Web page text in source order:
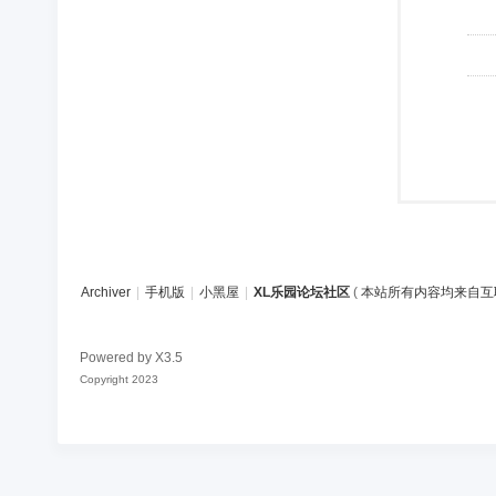
Archiver 手机版 小黑屋 XL乐园论坛社区 ( 本站所有内容均来自
Powered by X3.5
Copyright 2023